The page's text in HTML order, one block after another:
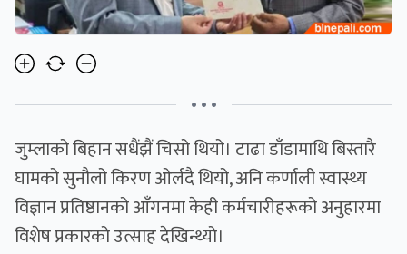
• • •
जुम्लाको बिहान सधैंझैं चिसो थियो। टाढा डाँडामाथि बिस्तारै
घामको सुनौलो किरण ओर्लदै थियो, अनि कर्णाली स्वास्थ्य
विज्ञान प्रतिष्ठानको आँगनमा केही कर्मचारीहरूको अनुहारमा
विशेष प्रकारको उत्साह देखिन्थ्यो।